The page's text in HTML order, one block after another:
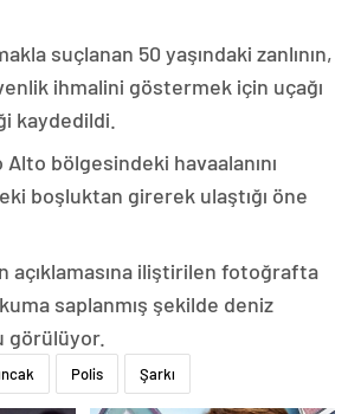
suçlanan 50 yaşındaki zanlının,
ihmalini göstermek için uçağı
kaydedildi.
Alto bölgesindeki havaalanını
boşluktan girerek ulaştığı öne
açıklamasına iliştirilen fotoğrafta
saplanmış şekilde deniz
görülüyor.
Polis Şarkı